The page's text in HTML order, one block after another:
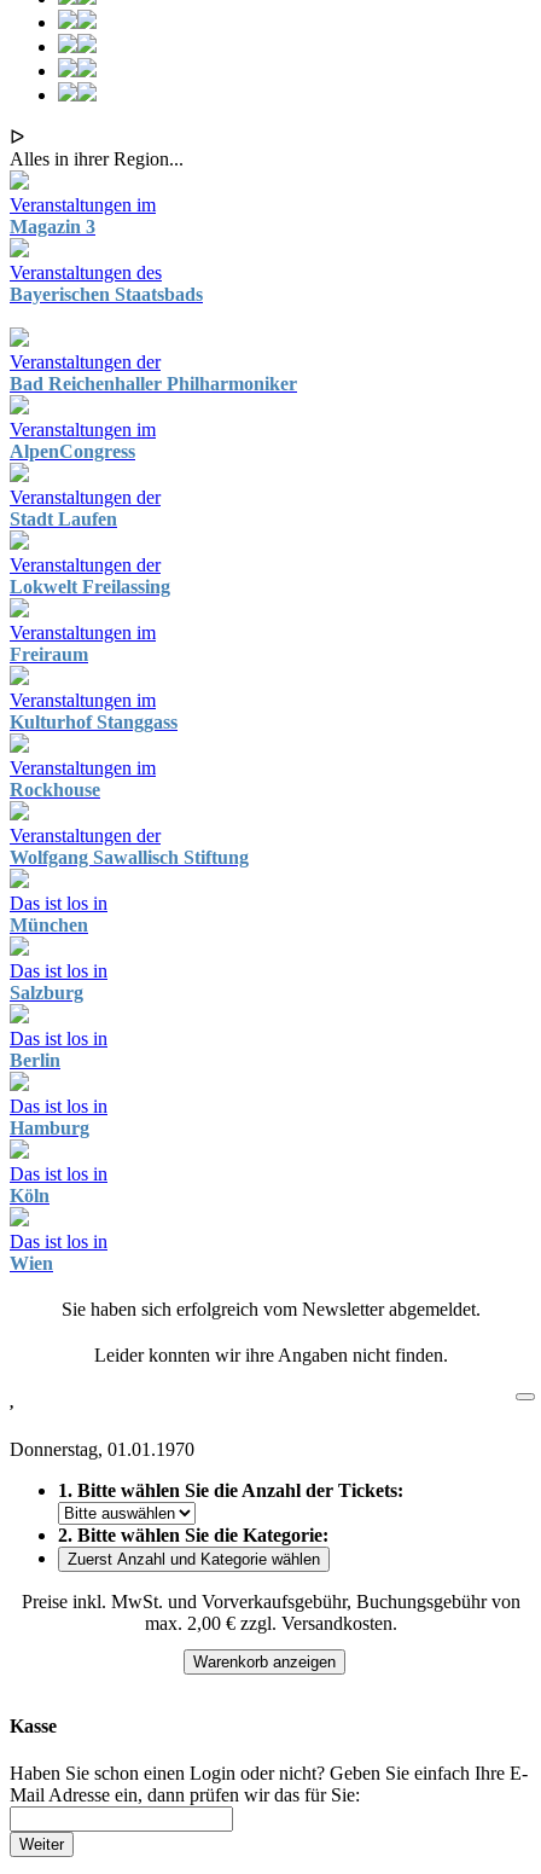
ᐅ
Alles in ihrer Region...
Veranstaltungen im
Magazin 3
Veranstaltungen des
Bayerischen Staatsbads
Veranstaltungen der
Bad Reichenhaller Philharmoniker
Veranstaltungen im
AlpenCongress
Veranstaltungen der
Stadt Laufen
Veranstaltungen der
Lokwelt Freilassing
Veranstaltungen im
Freiraum
Veranstaltungen im
Kulturhof Stanggass
Veranstaltungen im
Rockhouse
Veranstaltungen der
Wolfgang Sawallisch Stiftung
Das ist los in
München
Das ist los in
Salzburg
Das ist los in
Berlin
Das ist los in
Hamburg
Das ist los in
Köln
Das ist los in
Wien
Sie haben sich erfolgreich vom Newsletter abgemeldet.
Leider konnten wir ihre Angaben nicht finden.
,
Donnerstag, 01.01.1970
1. Bitte wählen Sie die Anzahl der Tickets:
2. Bitte wählen Sie die Kategorie:
Zuerst Anzahl und Kategorie wählen
Preise inkl. MwSt. und Vorverkaufsgebühr, Buchungsgebühr von
max. 2,00 € zzgl. Versandkosten.
Warenkorb anzeigen
Kasse
Haben Sie schon einen Login oder nicht? Geben Sie einfach Ihre E-
Mail Adresse ein, dann prüfen wir das für Sie:
Weiter